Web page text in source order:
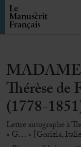
Thérèse
(1778-
Lettre autographe à
« G… » [Gorizia,